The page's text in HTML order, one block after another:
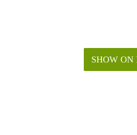
SHOW ON